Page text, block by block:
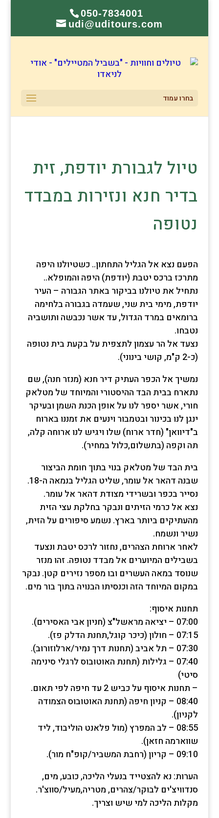
050-7834001
udi@uditours.com
בחרו עמוד
טיול לגבורת יודפת, זית
בדיר חנא ונזירות במבדד
נטופה
הפעם נצא אל הגליל התחתון.. כשטיולנו היפה
מתרכז ברכס יטבת (יודפת) היפה והמופלא..
נתחיל את טיולנו בביקור באתר הגבורה – העיר
יודפת, מימי בית שני, שעמדה בגבורה בלחימה
ברומאים במרד הגדול, עד אשר נכבשה ותושביה
נטבחו.
נצעד אל הר עצמון לתצפית על בקעת בית נטופה
(כ-2 ק"מ, קושי בינוני).
נמשיך אל הכפר העתיק דיר חנא (מנזר חנה), שם
נתארח בבית הבד ההיסטורי והמיוחד של מטלאק
חורי, אשר יספר לנו על אופן הכנת השמן ובעיקר
ינגן לנו בכינור ובטמבור וינעים את זמננו בארוח
ב"דיוואן" (חדר ארוח) שלו ויגיש לנו ארוחה קלה,
תה וקפה (בתשלום,כלול במחיר).
בית הבד של מטלאק בנוי בתוך חומת הביצור
שבנה דהאר אל עומר, שליט הגליל בנמאה ה-18.
נסייר בכפר ובשרידי מצודת דהאר אל עומר.
נצא אל כרמי הזיתים ונבקר בחלקת עצי הזית
מהעתיקים ביותר בארץ. נשמע סיפורים על הזית,
נשיר ונשמח.
לאחר ארוחת הצהרים, נחזור לרכס יטבת ונצעד
בשבילים המיוערים אל מבדד נטופה. זהו מנזר
שנוסד במאה העשרים ובו מספר נזירים קטן. נבקר
במקום המיוחד הזה וכנסיתו הבנויה בתוך בור מים.
תחנות איסוף:
07:00 – יציאה מראשל"צ (חניון אבי האסירים).
07:15 – חולון (כיכר קוגל,תחנת הדלק פז).
07:30 – תל אביב (תחנות דרך נמיר/ארלוזורוב).
07:40 – גלילות (תחנת האוטובוס לרגלי סינימה
סיטי)
– תחנות איסוף על כביש 2 עד חיפה לפי תאום.
08:40 – קניון חיפה (תחנת האוטובוס הצמודה
לקניון).
08:55 – לב המפרץ (מול פלאנט הוליבוד, ליד
שווארמה חזאן).
09:10 – קריון (רחבת המשביר/קופ"ח מור).
הערות: נא להצטייד בנעלי הליכה, כובע, מים,
סנדוויצ'ים לבוקר/צהרים, מטריה,מעיל/סווצ'ר.
מקלות הליכה למי שיש וצריך.